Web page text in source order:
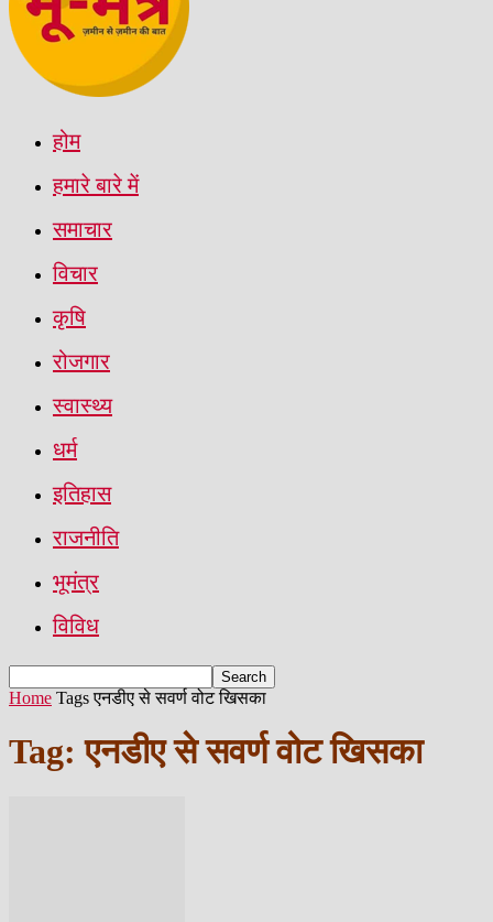
होम
हमारे बारे में
समाचार
विचार
कृषि
रोजगार
स्वास्थ्य
धर्म
इतिहास
राजनीति
भूमंत्र
विविध
Home Tags एनडीए से सवर्ण वोट खिसका
Tag: एनडीए से सवर्ण वोट खिसका